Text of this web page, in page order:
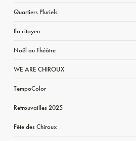
Quartiers Pluriels
Ilo citoyen
Noël au Théâtre
WE ARE CHIROUX
TempoColor
Retrouvailles 2025
Fête des Chiroux